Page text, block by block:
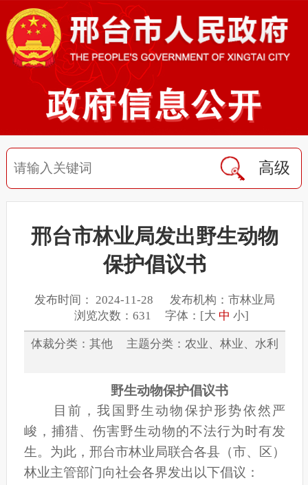
高级
邢台市林业局发出野生动物
保护倡议书
发布时间： 2024-11-28 发布机构：市林业局
浏览次数：631 字体：[大 中 小]
体裁分类：其他 主题分类：农业、林业、水利
野生动物保护倡议书
目前，我国野生动物保护形势依然严
峻，捕猎、伤害野生动物的不法行为时有发
生。为此，邢台市林业局联合各县（市、区）
林业主管部门向社会各界发出以下倡议：